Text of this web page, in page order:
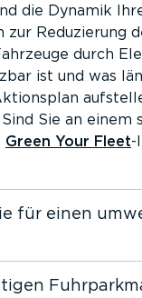
die Dynamik
Reduzierung
durch
ist und was
Sie an einem
Green Your Fleet-
für einen